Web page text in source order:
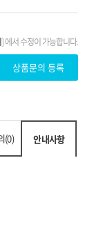
(0) 안내사항